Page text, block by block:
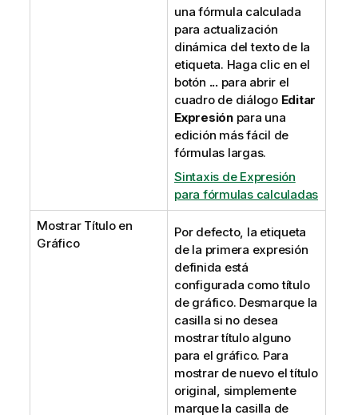
una fórmula calculada
para actualización
dinámica del texto de la
etiqueta. Haga clic en el
botón ...para abrir el
cuadro de diálogo Editar
Expresiónpara una
edición más fácil de
fórmulas largas.
Sintaxis de Expresión
para fórmulas calculadas
Mostrar Título en
Gráfico
Por defecto, la etiqueta
de la primera expresión
definida está
configurada como título
de gráfico. Desmarque la
casilla si no desea
mostrar título alguno
para el gráfico. Para
mostrar de nuevo el título
original, simplemente
marque la casilla de